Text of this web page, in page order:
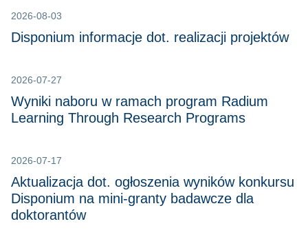
2026-08-03
Disponium informacje dot. realizacji projektów
2026-07-27
Wyniki naboru w ramach program Radium
Learning Through Research Programs
2026-07-17
Aktualizacja dot. ogłoszenia wyników konkursu
Disponium na mini-granty badawcze dla
doktorantów